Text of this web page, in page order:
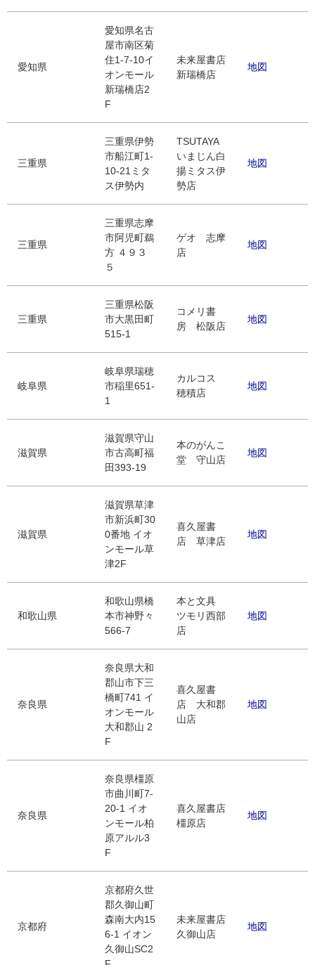
愛知県
愛知県名古
屋市南区菊
住1-7-10イ
オンモール
新瑞橋店2
F
未来屋書店
新瑞橋店
地図
三重県
三重県伊勢
市船江町1-
10-21ミタ
ス伊勢内
TSUTAYA
いまじん白
揚ミタス伊
勢店
地図
三重県
三重県志摩
市阿児町鵜
方 ４９３
５
ゲオ 志摩
店
地図
三重県
三重県松阪
市大黒田町
515-1
コメリ書
房 松阪店
地図
岐阜県
岐阜県瑞穂
市稲里651-
1
カルコス
穂積店
地図
滋賀県
滋賀県守山
市古高町福
田393-19
本のがんこ
堂 守山店
地図
滋賀県
滋賀県草津
市新浜町30
0番地 イオ
ンモール草
津2F
喜久屋書
店 草津店
地図
和歌山県
和歌山県橋
本市神野々
566-7
本と文具
ツモリ西部
店
地図
奈良県
奈良県大和
郡山市下三
橋町741 イ
オンモール
大和郡山 2
F
喜久屋書
店 大和郡
山店
地図
奈良県
奈良県橿原
市曲川町7-
20-1 イオ
ンモール柏
原アルル3
F
喜久屋書店
橿原店
地図
京都府
京都府久世
郡久御山町
森南大内15
6-1 イオン
久御山SC2
未来屋書店
久御山店
地図